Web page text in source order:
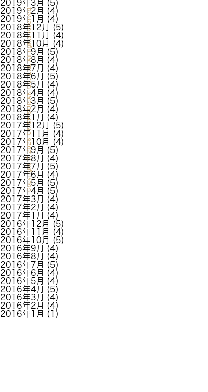
2019年3月
(5)
2019年2月
(4)
2019年1月
(4)
2018年12月
(5)
2018年11月
(4)
2018年10月
(4)
2018年9月
(5)
2018年8月
(4)
2018年7月
(4)
2018年6月
(5)
2018年5月
(4)
2018年4月
(4)
2018年3月
(5)
2018年2月
(4)
2018年1月
(4)
2017年12月
(5)
2017年11月
(4)
2017年10月
(4)
2017年9月
(5)
2017年8月
(4)
2017年7月
(5)
2017年6月
(4)
2017年5月
(5)
2017年4月
(5)
2017年3月
(4)
2017年2月
(4)
2017年1月
(4)
2016年12月
(5)
2016年11月
(4)
2016年10月
(5)
2016年9月
(4)
2016年8月
(4)
2016年7月
(5)
2016年6月
(4)
2016年5月
(4)
2016年4月
(5)
2016年3月
(4)
2016年2月
(4)
2016年1月
(1)
Copyright
2026 ONISHISUISAN Co., Ltd. All rights reserved.